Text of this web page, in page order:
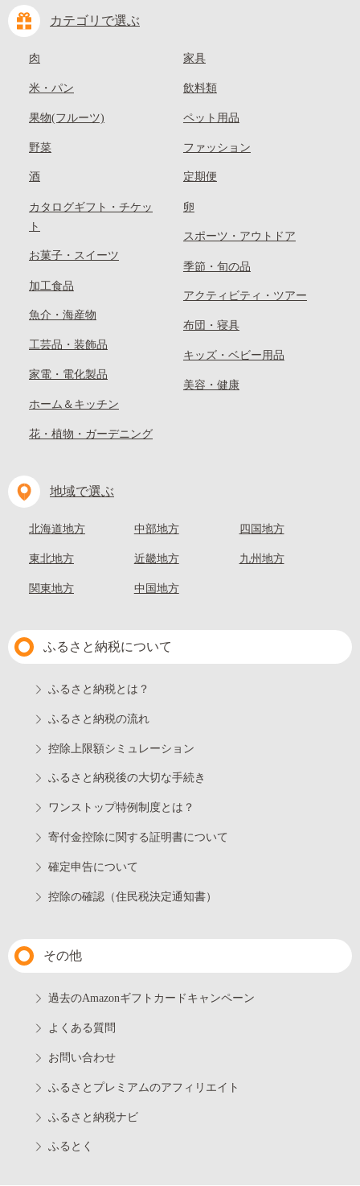
カテゴリで選ぶ
肉
米・パン
果物(フルーツ)
野菜
酒
カタログギフト・チケッ
ト
お菓子・スイーツ
加工食品
魚介・海産物
工芸品・装飾品
家電・電化製品
ホーム＆キッチン
花・植物・ガーデニング
家具
飲料類
ペット用品
ファッション
定期便
卵
スポーツ・アウトドア
季節・旬の品
アクティビティ・ツアー
布団・寝具
キッズ・ベビー用品
美容・健康
地域で選ぶ
北海道地方
東北地方
関東地方
中部地方
近畿地方
中国地方
四国地方
九州地方
ふるさと納税について
ふるさと納税とは？
ふるさと納税の流れ
控除上限額シミュレーション
ふるさと納税後の大切な手続き
ワンストップ特例制度とは？
寄付金控除に関する証明書について
確定申告について
控除の確認（住民税決定通知書）
その他
過去のAmazonギフトカードキャンペーン
よくある質問
お問い合わせ
ふるさとプレミアムのアフィリエイト
ふるさと納税ナビ
ふるとく